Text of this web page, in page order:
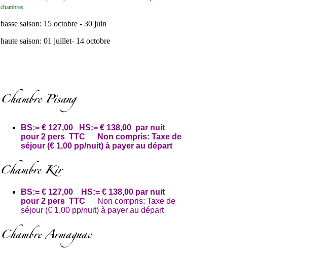
chambres
basse saison: 15 octobre - 30 juin
haute saison: 01 juillet- 14 octobre
BS:= € 127,00 HS:= € 138,00 par nuit
pour 2 pers TTC Non compris: Taxe de
séjour (€ 1,00 pp/nuit) à payer au départ
BS:= € 127,00 HS:= € 138,00 par nuit
pour 2 pers TTC Non compris: Taxe de
séjour (€ 1,00 pp/nuit) à payer au départ